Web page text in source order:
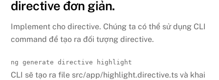
directive đơn giản.
Implement cho directive. Chúng ta có thể sử dụng CLI
command để tạo ra đối tượng directive.
ng generate directive highlight
CLI sẽ tạo ra file src/app/highlight.directive.ts và khai